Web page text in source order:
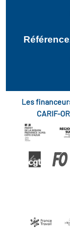
Les
CARIF-